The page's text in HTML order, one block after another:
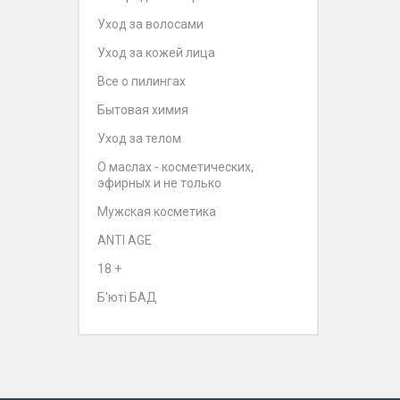
Уход за волосами
Уход за кожей лица
Все о пилингах
Бытовая химия
Уход за телом
О маслах - косметических,
эфирных и не только
Мужская косметика
ANTI AGE
18 +
Б'юті БАД